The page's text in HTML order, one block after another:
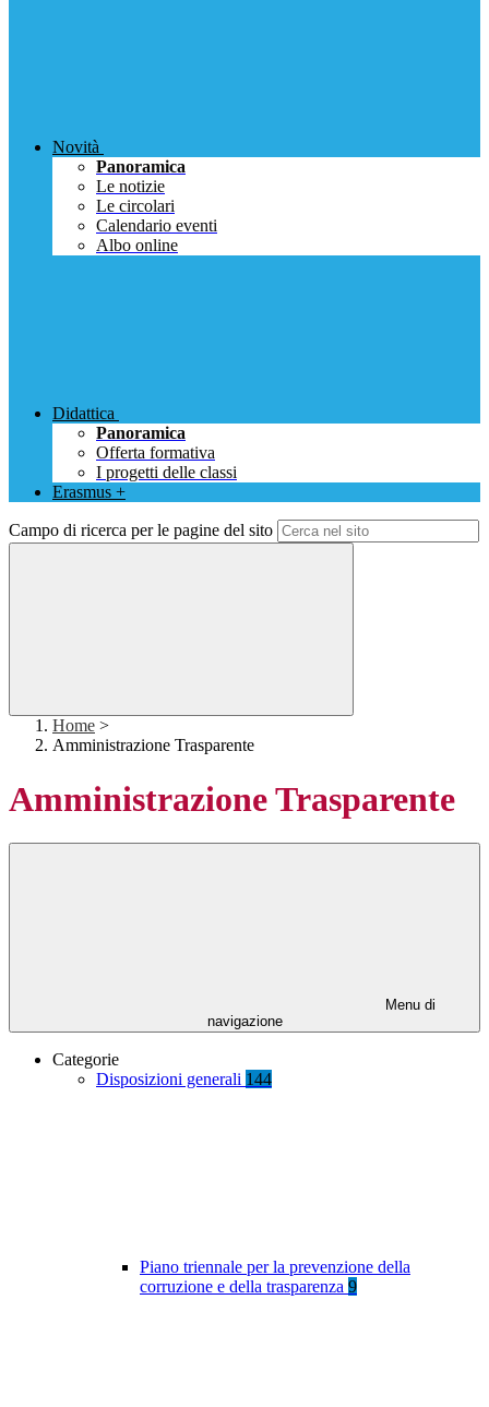
Novità
Panoramica
Le notizie
Le circolari
Calendario eventi
Albo online
Didattica
Panoramica
Offerta formativa
I progetti delle classi
Erasmus +
Campo di ricerca per le pagine del sito
Home >
Amministrazione Trasparente
Amministrazione Trasparente
Menu di
navigazione
Categorie
Disposizioni generali 144
Piano triennale per la prevenzione della
corruzione e della trasparenza 9